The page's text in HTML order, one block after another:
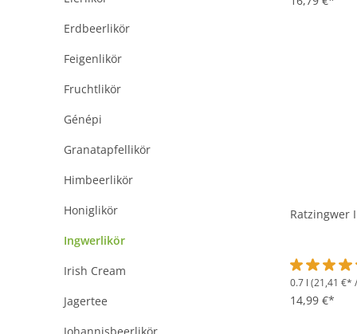
Erdbeerlikör
Feigenlikör
Fruchtlikör
Génépi
Granatapfellikör
Himbeerlikör
Honiglikör
Ingwerlikör
Irish Cream
Jagertee
Ratzingwer
0.7 l (21,41 €*
14,99 €*